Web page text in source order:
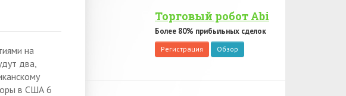
на
два,
в США 6
Торговый робот Abi
Более 80% прибыльных сделок
Регистрация Обзор